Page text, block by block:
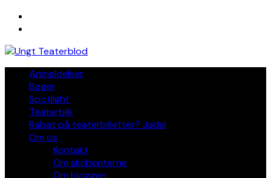
Skip
Anmeldelser
Bøger
Spotlight
Teaterblik
Rabat på teaterbilletter? Jada!
Om os
Kontakt
Om skribenterne
Om bloggen